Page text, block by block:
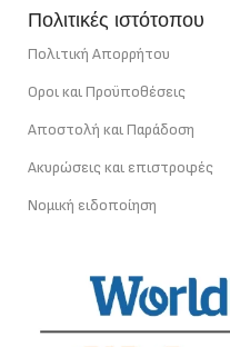
Πολιτικές ιστότοπου
Πολιτική Απορρήτου
Οροι και Προϋποθέσεις
Αποστολή και Παράδοση
Ακυρώσεις και επιστροφές
Νομική ειδοποίηση